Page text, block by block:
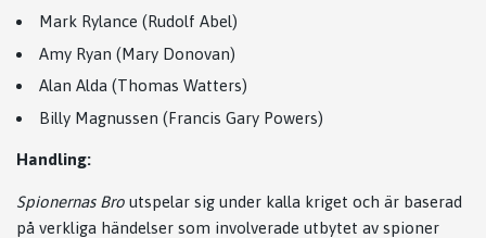
Mark Rylance (Rudolf Abel)
Amy Ryan (Mary Donovan)
Alan Alda (Thomas Watters)
Billy Magnussen (Francis Gary Powers)
Handling:
Spionernas Bro utspelar sig under kalla kriget och är baserad
på verkliga händelser som involverade utbytet av spioner